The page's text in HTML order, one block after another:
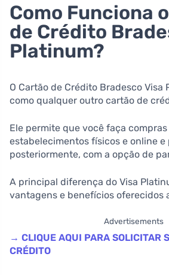
Como Funciona
de Crédito
Platinum?
O Cartão de Crédito Bradesco
como qualquer outro cartão de
Ele permite que você faça compras
estabelecimentos físicos e online e
posteriormente, com a opção de
A principal diferença do Visa
vantagens e benefícios oferecidos
Advertisements
→ CLIQUE AQUI PARA SOLICITAR
CRÉDITO